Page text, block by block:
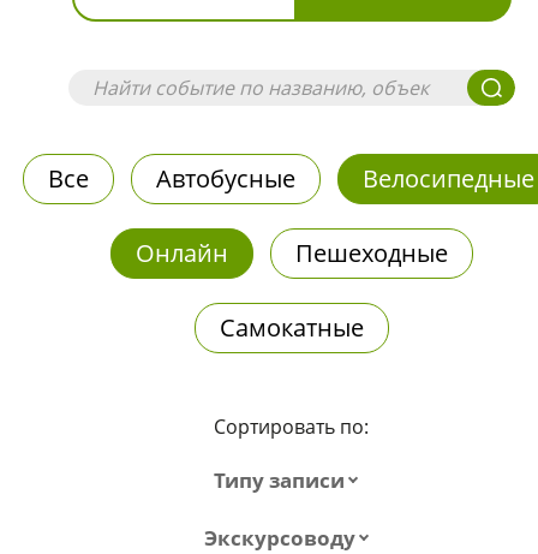
Все Автобусные Велосипедные
Онлайн Пешеходные
Самокатные
Сортировать по:
Типу записи
Экскурсоводу